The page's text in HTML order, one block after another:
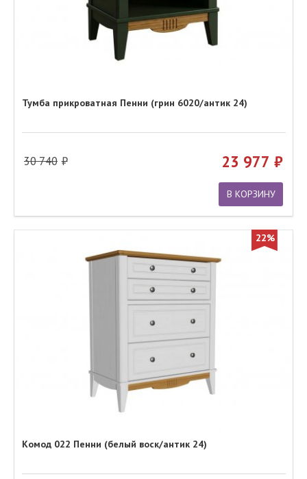
Тумба прикроватная Пенни (грин 6020/антик 24)
30 740 23 977
В КОРЗИНУ
22%
Комод 022 Пенни (белый воск/антик 24)